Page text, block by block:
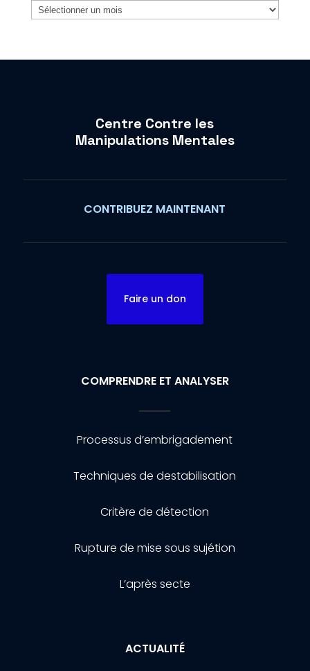
Archives
Centre Contre les
Manipulations Mentales
CONTRIBUEZ MAINTENANT
Faire un don
COMPRENDRE ET ANALYSER
Processus d’embrigadement
Techniques de destabilisation
Critère de détection
Rupture de mise sous sujétion
L’après secte
ACTUALITÉ